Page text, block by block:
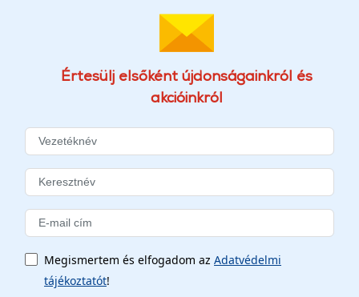
Értesülj elsőként újdonságainkról és
akcióinkról
Megismertem és elfogadom az Adatvédelmi
tájékoztatót!